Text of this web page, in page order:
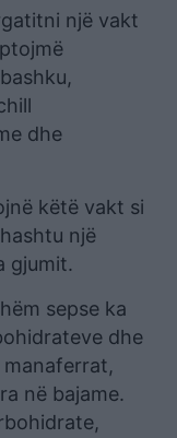
një vakt
dhe
këtë vakt si
një
gjumit.
sepse ka
dhe
në bajame.